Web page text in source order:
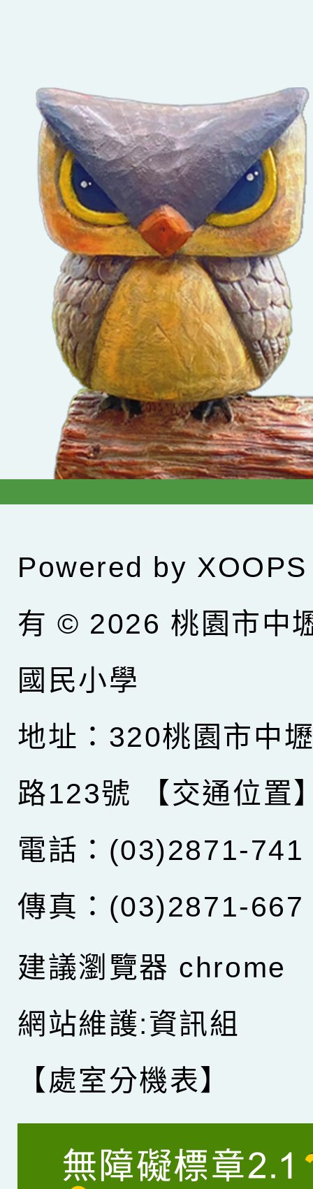
Powered by XOOPS
有 © 2026 桃園市中
國民小學
地址：320桃園市中
路123號
【交通位置
電話：(03)2871-741
傳真：(03)2871-667
建議瀏覽器 chrome
網站維護:資訊組
【處室分機表】